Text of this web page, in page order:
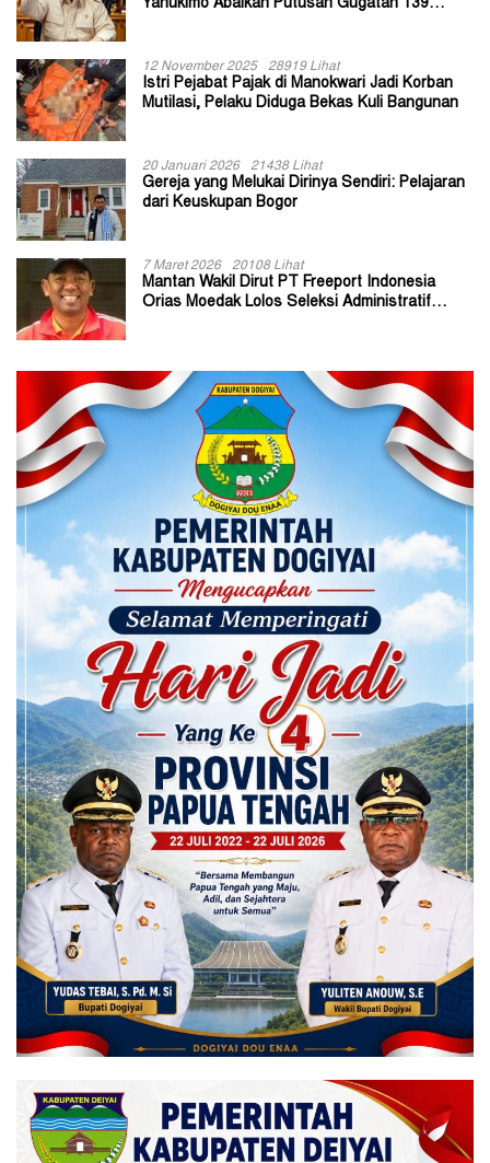
Yahukimo Abaikan Putusan Gugatan 139
12 November 2025 28919 Lihat
Istri Pejabat Pajak di Manokwari Jadi Korban
Mutilasi, Pelaku Diduga Bekas Kuli Bangunan
20 Januari 2026 21438 Lihat
Gereja yang Melukai Dirinya Sendiri: Pelajaran
dari Keuskupan Bogor
7 Maret 2026 20108 Lihat
Mantan Wakil Dirut PT Freeport Indonesia
Orias Moedak Lolos Seleksi Administratif